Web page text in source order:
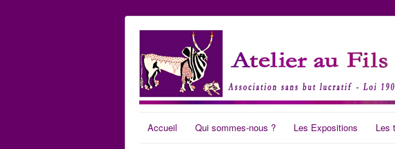
Accueil Qui sommes-nous ? Les Expositions Les